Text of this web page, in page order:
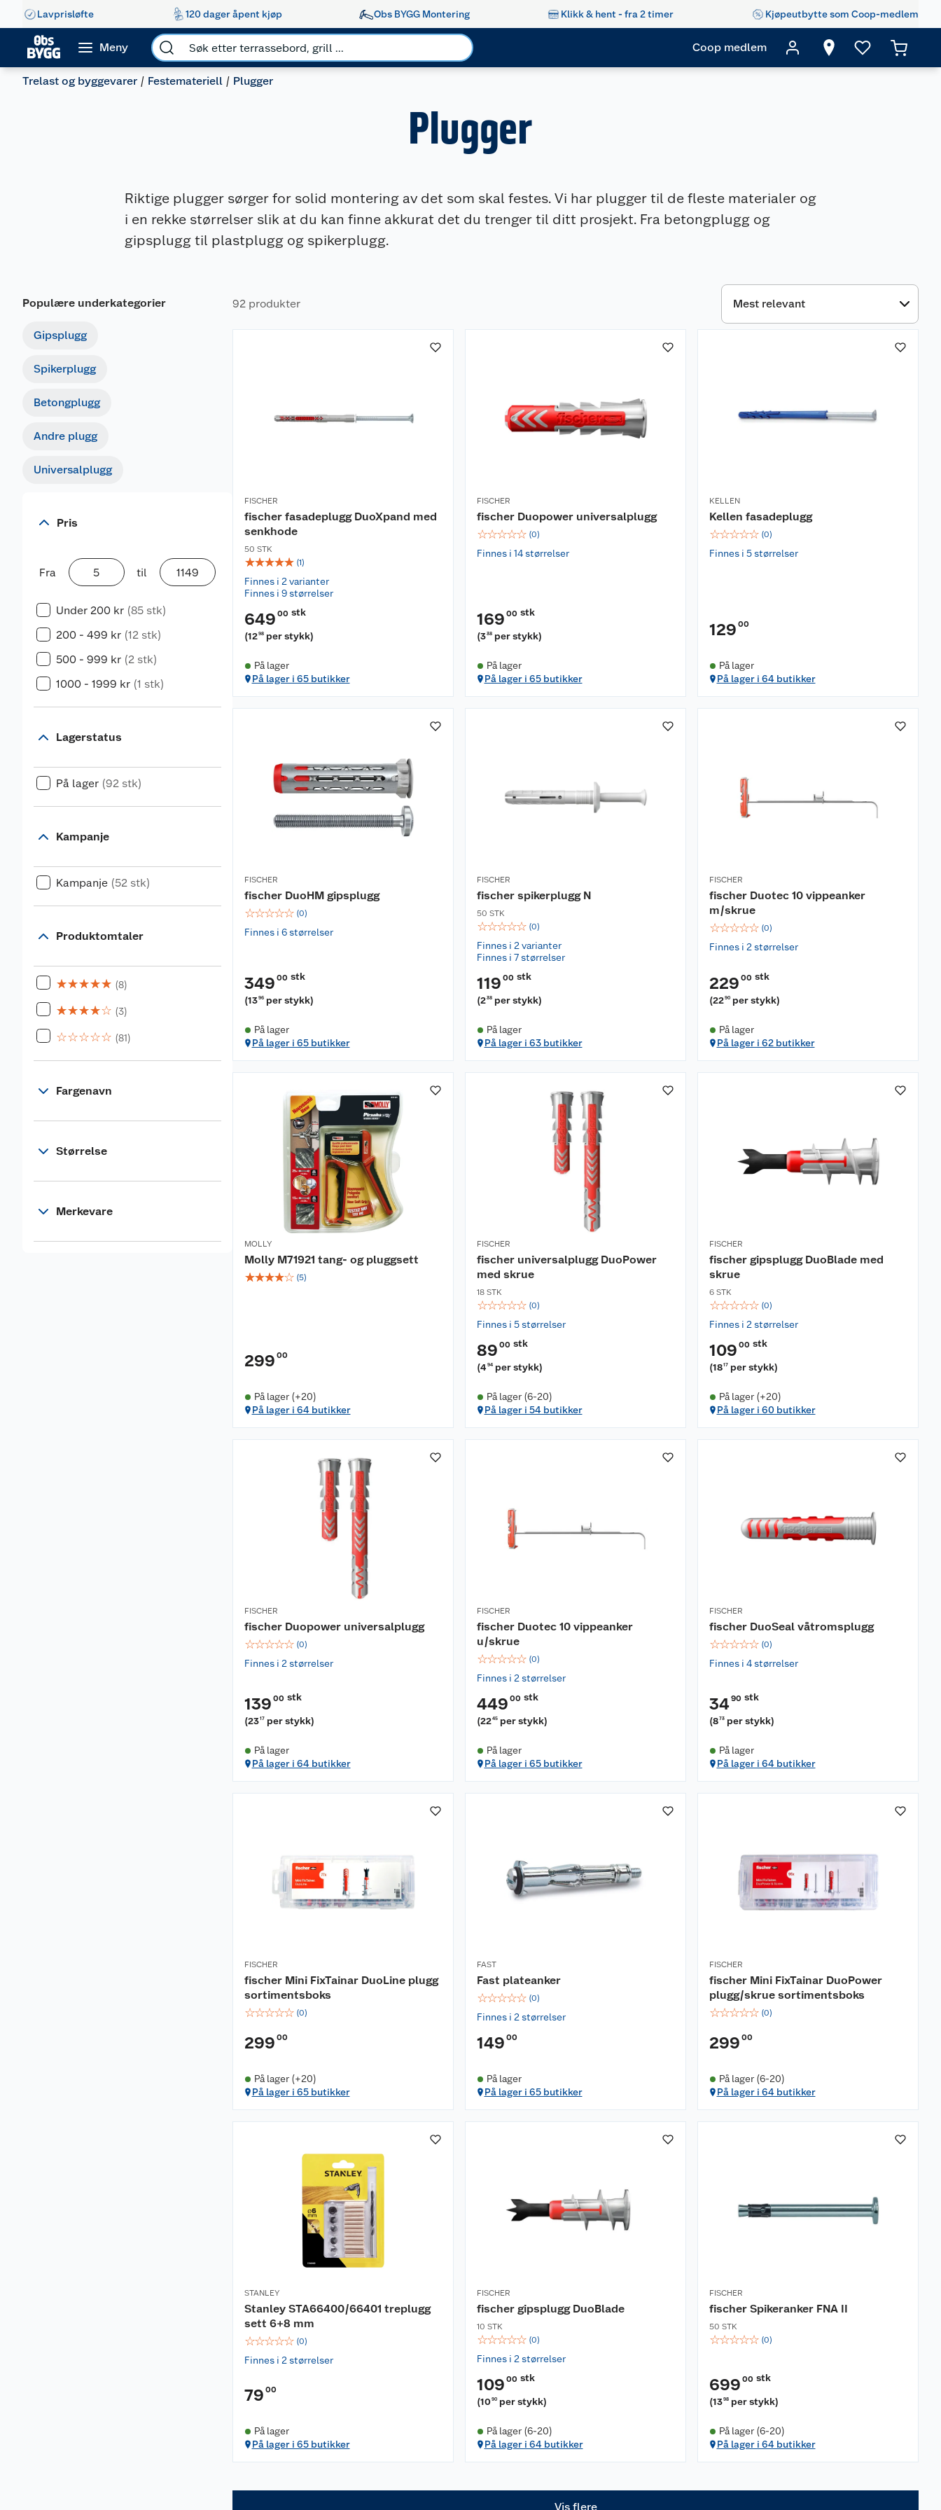
Lavprisløfte 120 dager åpent kjøp Obs BYGG Montering Klikk & hent - fra 2 timer Kjøpeutbytte som Coop-medlem
Meny Coop medlem
Trelast og byggevarer Festemateriell Plugger
Plugger
Riktige plugger sørger for solid montering av det som skal festes. Vi har plugger til de fleste materialer og
i en rekke størrelser slik at du kan finne akkurat det du trenger til ditt prosjekt. Fra betongplugg og
gipsplugg til plastplugg og spikerplugg.
Populære underkategorier
Gipsplugg
Spikerplugg
Betongplugg
Andre plugg
Universalplugg
Pris
Fra til
Under 200 kr (85 stk)
200 - 499 kr (12 stk)
500 - 999 kr (2 stk)
1000 - 1999 kr (1 stk)
Lagerstatus
På lager (92 stk)
Kampanje
Kampanje (52 stk)
Produktomtaler
☆☆☆☆☆ (8)
☆☆☆☆☆ (3)
☆☆☆☆☆ (81)
Fargenavn
Størrelse
Merkevare
92 produkter
FISCHER
fischer fasadeplugg DuoXpand med
senkhode
50 STK
☆☆☆☆☆ (1)
Finnes i 2 varianter
Finnes i 9 størrelser
649 00 stk
(1298 per stykk)
På lager
På lager i 65 butikker
FISCHER
fischer Duopower universalplugg
☆☆☆☆☆ (0)
Finnes i 14 størrelser
169 00 stk
(338 per stykk)
På lager
På lager i 65 butikker
KELLEN
Kellen fasadeplugg
☆☆☆☆☆ (0)
Finnes i 5 størrelser
129 00
På lager
På lager i 64 butikker
FISCHER
fischer DuoHM gipsplugg
☆☆☆☆☆ (0)
Finnes i 6 størrelser
349 00 stk
(1396 per stykk)
På lager
På lager i 65 butikker
FISCHER
fischer spikerplugg N
50 STK
☆☆☆☆☆ (0)
Finnes i 2 varianter
Finnes i 7 størrelser
119 00 stk
(238 per stykk)
På lager
På lager i 63 butikker
FISCHER
fischer Duotec 10 vippeanker
m/skrue
☆☆☆☆☆ (0)
Finnes i 2 størrelser
229 00 stk
(2290 per stykk)
På lager
På lager i 62 butikker
MOLLY
Molly M71921 tang- og pluggsett
☆☆☆☆☆ (5)
299 00
På lager (+20)
På lager i 64 butikker
FISCHER
fischer universalplugg DuoPower
med skrue
18 STK
☆☆☆☆☆ (0)
Finnes i 5 størrelser
89 00 stk
(4 94 per stykk)
På lager (6-20)
På lager i 54 butikker
FISCHER
fischer gipsplugg DuoBlade med
skrue
6 STK
☆☆☆☆☆ (0)
Finnes i 2 størrelser
109 00 stk
(1817 per stykk)
På lager (+20)
På lager i 60 butikker
FISCHER
fischer Duopower universalplugg
☆☆☆☆☆ (0)
Finnes i 2 størrelser
139 00 stk
(2317 per stykk)
På lager
På lager i 64 butikker
FISCHER
fischer Duotec 10 vippeanker
u/skrue
☆☆☆☆☆ (0)
Finnes i 2 størrelser
449 00 stk
(2245 per stykk)
På lager
På lager i 65 butikker
FISCHER
fischer DuoSeal våtromsplugg
☆☆☆☆☆ (0)
Finnes i 4 størrelser
3490 stk
(873 per stykk)
På lager
På lager i 64 butikker
FISCHER
fischer Mini FixTainar DuoLine plugg
sortimentsboks
☆☆☆☆☆ (0)
299 00
På lager (+20)
På lager i 65 butikker
FAST
Fast plateanker
☆☆☆☆☆ (0)
Finnes i 2 størrelser
149 00
På lager
På lager i 65 butikker
FISCHER
fischer Mini FixTainar DuoPower
plugg/skrue sortimentsboks
☆☆☆☆☆ (0)
299 00
På lager (6-20)
På lager i 64 butikker
STANLEY
Stanley STA66400/66401 treplugg
sett 6+8 mm
☆☆☆☆☆ (0)
Finnes i 2 størrelser
79 00
På lager
På lager i 65 butikker
FISCHER
fischer gipsplugg DuoBlade
10 STK
☆☆☆☆☆ (0)
Finnes i 2 størrelser
109 00 stk
(1090 per stykk)
På lager (6-20)
På lager i 64 butikker
FISCHER
fischer Spikeranker FNA II
50 STK
☆☆☆☆☆ (0)
699 00 stk
(1398 per stykk)
På lager (6-20)
På lager i 64 butikker
Vis flere